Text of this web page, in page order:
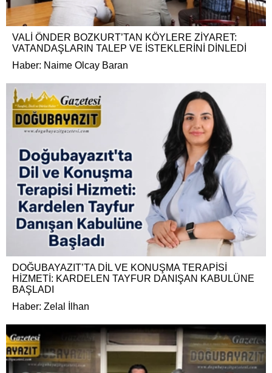
VALİ ÖNDER BOZKURT’TAN KÖYLERE ZİYARET:
VATANDAŞLARIN TALEP VE İSTEKLERİNİ DİNLEDİ
Haber: Naime Olcay Baran
DOĞUBAYAZIT’TA DİL VE KONUŞMA TERAPİSİ
HİZMETİ: KARDELEN TAYFUR DANIŞAN KABULÜNE
BAŞLADI
Haber: Zelal İlhan